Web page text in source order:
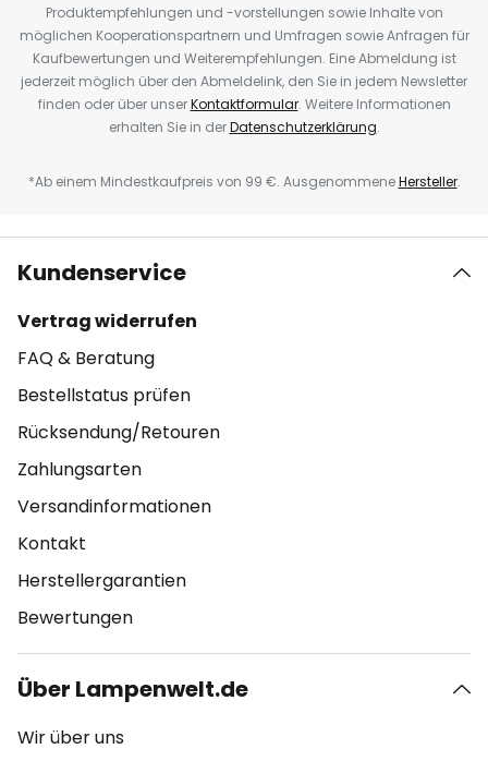
Produktempfehlungen und -vorstellungen sowie Inhalte von
möglichen Kooperationspartnern und Umfragen sowie Anfragen für
Kaufbewertungen und Weiterempfehlungen. Eine Abmeldung ist
jederzeit möglich über den Abmeldelink, den Sie in jedem Newsletter
finden oder über unserKontaktformular. Weitere Informationen
erhalten Sie in derDatenschutzerklärung.
*Ab einem Mindestkaufpreis von 99 €. AusgenommeneHersteller.
Kundenservice
Vertrag widerrufen
FAQ & Beratung
Bestellstatus prüfen
Rücksendung/Retouren
Zahlungsarten
Versandinformationen
Kontakt
Herstellergarantien
Bewertungen
Über Lampenwelt.de
Wir über uns